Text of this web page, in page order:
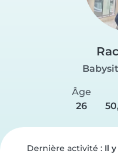
Âge
26
Dernière activité : Il